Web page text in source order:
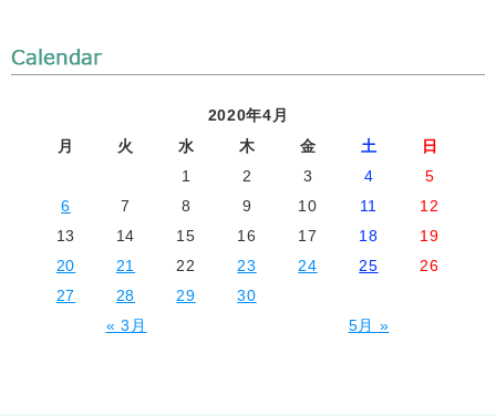
2020年4月
月
火 水 木 金 土 日
« 3月 5月 »
1 2 3 4
5
6
7 8 9 10 11
12
13
14 15 16 17 18
19
20
21 22 23 24 25
26
27
28 29 30